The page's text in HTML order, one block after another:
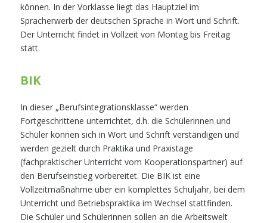
können. In der Vorklasse liegt das Hauptziel im
Spracherwerb der deutschen Sprache in Wort und Schrift.
Der Unterricht findet in Vollzeit von Montag bis Freitag
statt.
BIK
In dieser „Berufsintegrationsklasse“ werden
Fortgeschrittene unterrichtet, d.h. die Schülerinnen und
Schüler können sich in Wort und Schrift verständigen und
werden gezielt durch Praktika und Praxistage
(fachpraktischer Unterricht vom Kooperationspartner) auf
den Berufseinstieg vorbereitet. Die BIK ist eine
Vollzeitmaßnahme über ein komplettes Schuljahr, bei dem
Unterricht und Betriebspraktika im Wechsel stattfinden.
Die Schüler und Schülerinnen sollen an die Arbeitswelt